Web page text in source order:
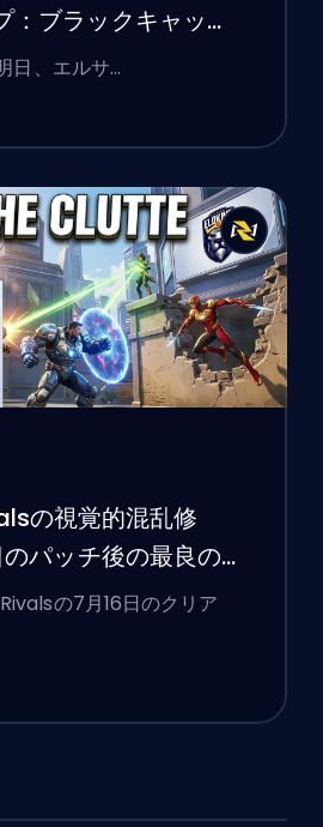
：ブラックキャッ
フォックス、そして
日、エルサ…
の視覚的混乱修
パッチ後の最良の
の7月16日のクリア